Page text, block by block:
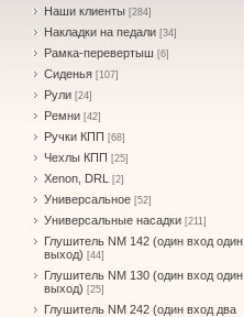
Наши клиенты [284]
Накладки на педали [34]
Рамка-перевертыш [6]
Сиденья [107]
Рули [24]
Ремни [42]
Ручки КПП [68]
Чехлы КПП [25]
Xenon, DRL [2]
Универсальное [52]
Универсальные насадки [211]
Глушитель NM 142 (один вход один
выход) [44]
Глушитель NM 130 (один вход один
выход) [25]
Глушитель NM 242 (один вход два